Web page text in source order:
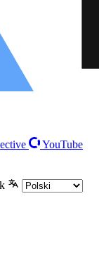
YouTube